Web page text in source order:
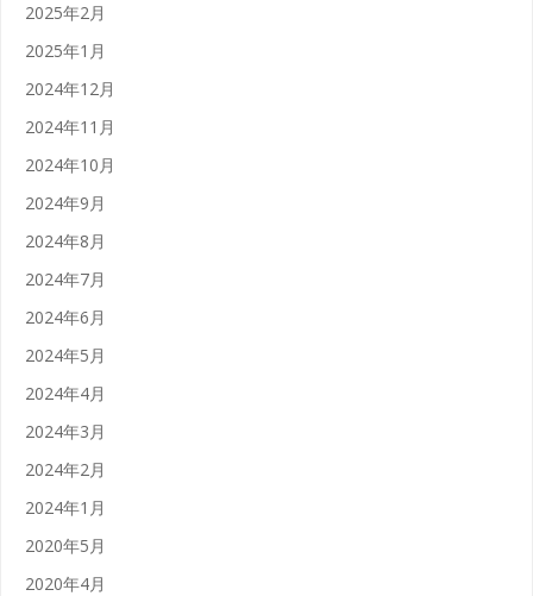
2025年2月
2025年1月
2024年12月
2024年11月
2024年10月
2024年9月
2024年8月
2024年7月
2024年6月
2024年5月
2024年4月
2024年3月
2024年2月
2024年1月
2020年5月
2020年4月